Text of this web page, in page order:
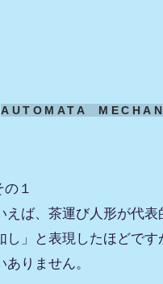
AUTOMATA
１
えば、茶運び人形が代
し」と表現したほどで
りません。